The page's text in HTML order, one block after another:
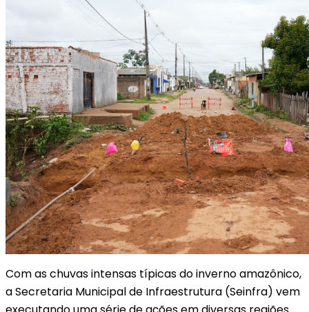
Com as chuvas intensas típicas do inverno amazônico,
a Secretaria Municipal de Infraestrutura (Seinfra) vem